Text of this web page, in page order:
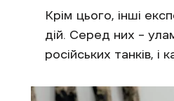
Крім цього, інші
дій. Серед них –
російських танків,